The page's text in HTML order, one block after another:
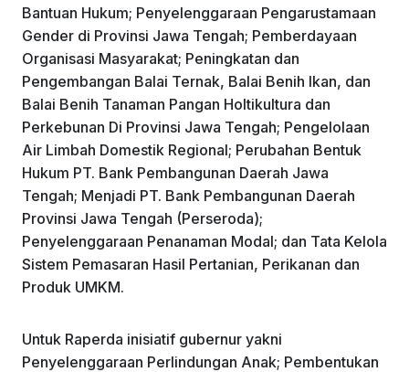
Bantuan Hukum; Penyelenggaraan Pengarustamaan
Gender di Provinsi Jawa Tengah; Pemberdayaan
Organisasi Masyarakat; Peningkatan dan
Pengembangan Balai Ternak, Balai Benih Ikan, dan
Balai Benih Tanaman Pangan Holtikultura dan
Perkebunan Di Provinsi Jawa Tengah; Pengelolaan
Air Limbah Domestik Regional; Perubahan Bentuk
Hukum PT. Bank Pembangunan Daerah Jawa
Tengah; Menjadi PT. Bank Pembangunan Daerah
Provinsi Jawa Tengah (Perseroda);
Penyelenggaraan Penanaman Modal; dan Tata Kelola
Sistem Pemasaran Hasil Pertanian, Perikanan dan
Produk UMKM.
Untuk Raperda inisiatif gubernur yakni
Penyelenggaraan Perlindungan Anak; Pembentukan